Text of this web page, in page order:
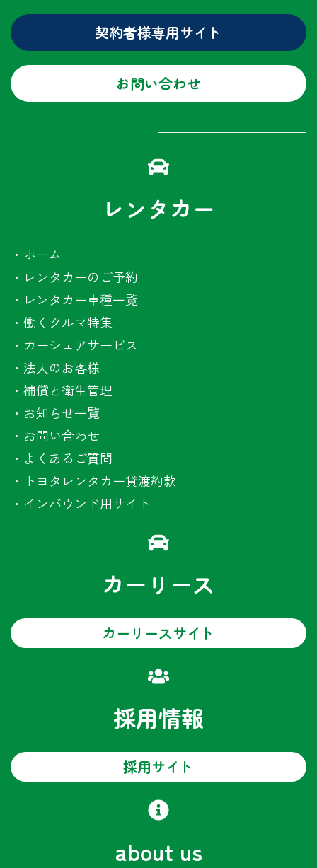
契約者様専用サイト
お問い合わせ
レンタカー
・ ホーム
・ レンタカーのご予約
・ レンタカー車種一覧
・ 働くクルマ特集
・ カーシェアサービス
・ 法人のお客様
・ 補償と衛生管理
・ お知らせ一覧
・ お問い合わせ
・ よくあるご質問
・ トヨタレンタカー貸渡約款
・ インバウンド用サイト
カーリース
カーリースサイト
採用情報
採用サイト
about us